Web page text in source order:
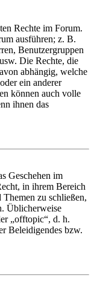
Rechte im Forum.
ausführen; z. B.
Benutzergruppen
Die Rechte, die
abhängig, welche
ein anderer
können auch volle
ihnen das
Geschehen im
in ihrem Bereich
zu schließen,
Üblicherweise
„offtopic“, d. h.
Beleidigendes bzw.